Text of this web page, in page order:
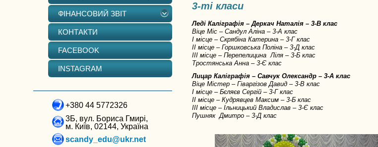
ФІНАНСОВИЙ ЗВІТ
КОНТАКТИ
FACEBOOK
INSTAGRAM
+380 44 5772326
3Б, вул. Бориса Гмирі,
м. Київ, 02144, Україна
scandy_edu@ukr.net
3-ті класи
Леді Каліграфія – Деркач Наталія – 3-В клас
Віце Міс – Сандул Аліна – 3-А клас
І місце – Скрябіна Катерина – 3-Г клас
ІІ місце – Горшковська Поліна – 3-Д клас
ІІІ місце – Перепелицина Ліля – 3-Б клас
Тростянська Анна – 3-Є клас
Лицар Каліграфія – Савчук Олександр – 3-А клас
Віце Містер – Гіваргізов Давид – 3-В клас
І місце – Бєляєв Сергій – 3-Г клас
ІІ місце – Кудрявцев Максим – 3-Б клас
ІІІ місце – Ільницький Владислав – 3-Є клас
Пушняк Дмитро – 3-Д клас